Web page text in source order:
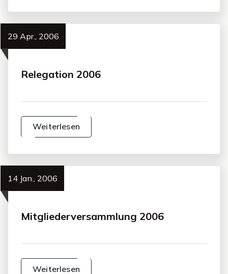
29 Apr., 2006
Relegation 2006
Weiterlesen
14 Jan., 2006
Mitgliederversammlung 2006
Weiterlesen